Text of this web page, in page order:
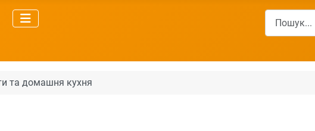
Пошук
та домашня кухня